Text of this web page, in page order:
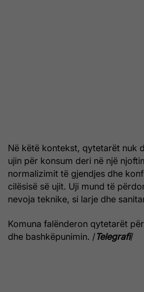
Në këtë kontekst, qytetarët nuk
ujin për konsum deri në një
normalizimit të gjendjes dhe
cilësisë së ujit. Uji mund të
nevoja teknike, si larje dhe
Komuna falënderon qytetarët
dhe bashkëpunimin. /Telegrafi/